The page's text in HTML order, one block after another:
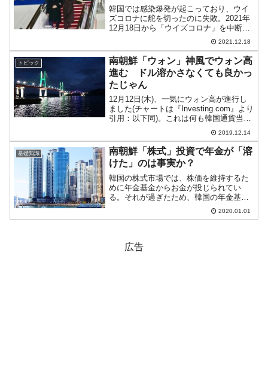
韓国では感染爆発が起こっており、ウイ
ズコロナに舵を切ったのに失敗。2021年
12月18日から「ウイズコロナ」を中断
し、再び防疫体制を強化することになり
ました。飲食店の営業は21：00まで。私
的な会合の人数制限を4人までに減らしま
した（これま...
2021.12.18
トピック
南朝鮮「ウォン」神風でウォン高
進む ドル溶かさなくても良かっ
たじゃん
12月12日(木)、一気にウォン高が進行し
ました(チャートは『Investing.com』より
引用：以下同)。これは何も韓国通貨当局
が頑張ったおかげではありません。アメ
リカ合衆国で中国との貿易協定第1弾がま
とまるのでは？という観測が、イギリ...
2019.12.14
基礎知識
南朝鮮「株式」投資で年金が「溶
けた」のは事実か？
韓国の株式市場では、株価を維持するた
めに年金基金からお金が投じられてい
る。それが過ぎたため、韓国の年金基金
のお金はもうほとんど残っていない、
「溶けてしまった」――といった話を聞
2020.01.01
広告